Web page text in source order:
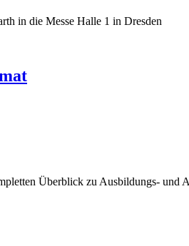
in die Messe Halle 1 in Dresden
Überblick zu Ausbildungs- und